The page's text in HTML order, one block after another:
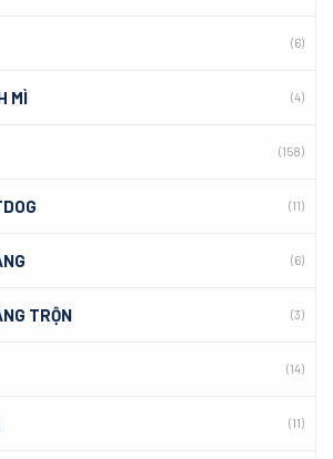
(6)
MÌ (4)
(158)
(11)
(6)
TRỘN (3)
(14)
(11)